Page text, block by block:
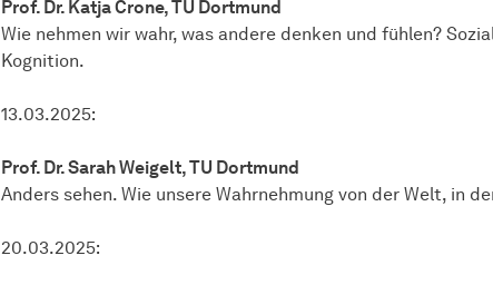
Prof. Dr. Katja Crone, TU Dortmund
Wie nehmen wir wahr, was andere denken und fühlen?
Kognition.
13.03.2025:
Prof. Dr. Sarah Weigelt, TU Dortmund
Anders sehen. Wie unsere Wahrnehmung von der Welt, in
20.03.2025: